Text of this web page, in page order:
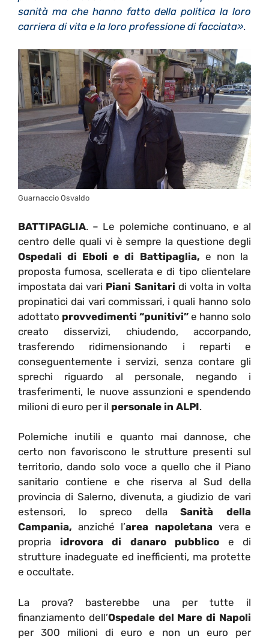
sanità ma che hanno fatto della politica la loro
carriera di vita e la loro professione di facciata».
Guarnaccio Osvaldo
BATTIPAGLIA. – Le polemiche continuano, e al
centro delle quali vi è sempre la questione degli
Ospedali di Eboli e di Battipaglia, e non la
proposta fumosa, scellerata e di tipo clientelare
impostata dai vari Piani Sanitari di volta in volta
propinatici dai vari commissari, i quali hanno solo
adottato provvedimenti “punitivi” e hanno solo
creato disservizi, chiudendo, accorpando,
trasferendo ridimensionando i reparti e
conseguentemente i servizi, senza contare gli
sprechi riguardo al personale, negando i
trasferimenti, le nuove assunzioni e spendendo
milioni di euro per il personale in ALPI.
Polemiche inutili e quanto mai dannose, che
certo non favoriscono le strutture presenti sul
territorio, dando solo voce a quello che il Piano
sanitario contiene e che riserva al Sud della
provincia di Salerno, divenuta, a giudizio de vari
estensori, lo spreco dellaSanità della
Campania, anziché l’area napoletanavera e
propria idrovora di danaro pubblico e di
strutture inadeguate ed inefficienti, ma protette
e occultate.
La prova? basterebbe una per tutte il
finanziamento dell’Ospedale del Mare di Napoli
per 300 milioni di euro e non un euro per